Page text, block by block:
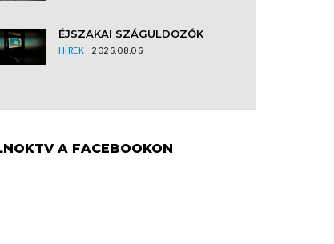
ÉJSZAKAI SZÁGULDOZÓK
HÍREK 2026.08.06
A FACEBOOKON